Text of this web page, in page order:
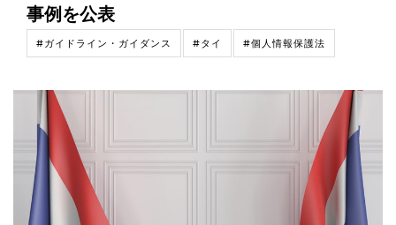
事例を公表
#ガイドライン・ガイダンス #タイ #個人情報保護法